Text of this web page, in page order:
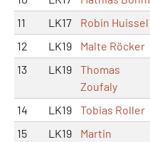
11
LK17 Robin Huissel
12
LK19 Malte Röcker
13
LK19
Thomas
Zoufaly
14 LK19 Tobias Roller
15
LK19
Martin